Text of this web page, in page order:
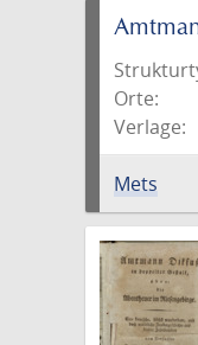
Orte:
Verlage:
Mets